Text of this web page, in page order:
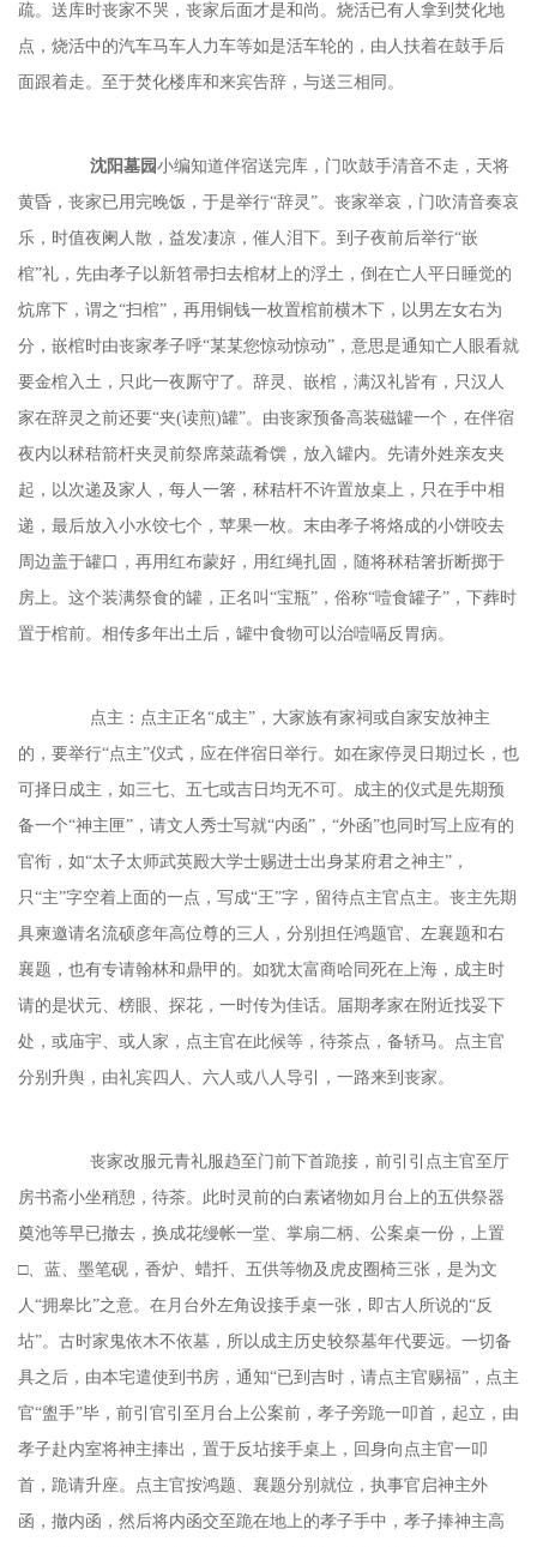
疏。送库时丧家不哭，丧家后面才是和尚。烧活已有人拿到焚化地
点，烧活中的汽车马车人力车等如是活车轮的，由人扶着在鼓手后
面跟着走。至于焚化楼库和来宾告辞，与送三相同。
沈阳墓园小编知道伴宿送完库，门吹鼓手清音不走，天将
黄昏，丧家已用完晚饭，于是举行“辞灵”。丧家举哀，门吹清音奏哀
乐，时值夜阑人散，益发凄凉，催人泪下。到子夜前后举行“嵌
棺”礼，先由孝子以新笤帚扫去棺材上的浮土，倒在亡人平日睡觉的
炕席下，谓之“扫棺”，再用铜钱一枚置棺前横木下，以男左女右为
分，嵌棺时由丧家孝子呼“某某您惊动惊动”，意思是通知亡人眼看就
要金棺入土，只此一夜厮守了。辞灵、嵌棺，满汉礼皆有，只汉人
家在辞灵之前还要“夹(读煎)罐”。由丧家预备高装磁罐一个，在伴宿
夜内以秫秸箭杆夹灵前祭席菜蔬肴馔，放入罐内。先请外姓亲友夹
起，以次递及家人，每人一箸，秫秸杆不许置放桌上，只在手中相
递，最后放入小水饺七个，苹果一枚。末由孝子将烙成的小饼咬去
周边盖于罐口，再用红布蒙好，用红绳扎固，随将秫秸箸折断掷于
房上。这个装满祭食的罐，正名叫“宝瓶”，俗称“噎食罐子”，下葬时
置于棺前。相传多年出土后，罐中食物可以治噎嗝反胃病。
点主：点主正名“成主”，大家族有家祠或自家安放神主
的，要举行“点主”仪式，应在伴宿日举行。如在家停灵日期过长，也
可择日成主，如三七、五七或吉日均无不可。成主的仪式是先期预
备一个“神主匣”，请文人秀士写就“内函”，“外函”也同时写上应有的
官衔，如“太子太师武英殿大学士赐进士出身某府君之神主”，
只“主”字空着上面的一点，写成“王”字，留待点主官点主。丧主先期
具柬邀请名流硕彦年高位尊的三人，分别担任鸿题官、左襄题和右
襄题，也有专请翰林和鼎甲的。如犹太富商哈同死在上海，成主时
请的是状元、榜眼、探花，一时传为佳话。届期孝家在附近找妥下
处，或庙宇、或人家，点主官在此候等，待茶点，备轿马。点主官
分别升舆，由礼宾四人、六人或八人导引，一路来到丧家。
丧家改服元青礼服趋至门前下首跪接，前引引点主官至厅
房书斋小坐稍憩，待茶。此时灵前的白素诸物如月台上的五供祭器
奠池等早已撤去，换成花缦帐一堂、掌扇二柄、公案桌一份，上置
□、蓝、墨笔砚，香炉、蜡扦、五供等物及虎皮圈椅三张，是为文
人“拥皋比”之意。在月台外左角设接手桌一张，即古人所说的“反
坫”。古时家鬼依木不依墓，所以成主历史较祭墓年代要远。一切备
具之后，由本宅遣使到书房，通知“已到吉时，请点主官赐福”，点主
官“盥手”毕，前引官引至月台上公案前，孝子旁跪一叩首，起立，由
孝子赴内室将神主捧出，置于反坫接手桌上，回身向点主官一叩
首，跪请升座。点主官按鸿题、襄题分别就位，执事官启神主外
函，撤内函，然后将内函交至跪在地上的孝子手中，孝子捧神主高